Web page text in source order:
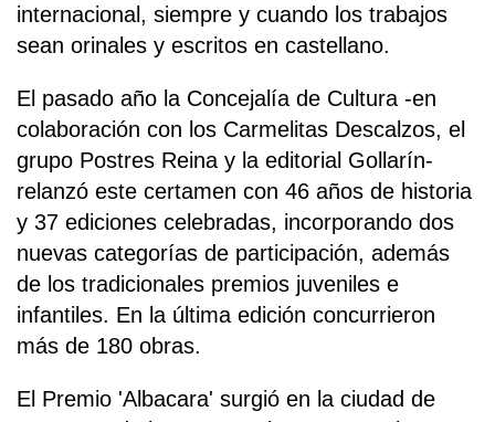
internacional, siempre y cuando los trabajos
sean orinales y escritos en castellano.
El pasado año la Concejalía de Cultura -en
colaboración con los Carmelitas Descalzos, el
grupo Postres Reina y la editorial Gollarín-
relanzó este certamen con 46 años de historia
y 37 ediciones celebradas, incorporando dos
nuevas categorías de participación, además
de los tradicionales premios juveniles e
infantiles. En la última edición concurrieron
más de 180 obras.
El Premio 'Albacara' surgió en la ciudad de